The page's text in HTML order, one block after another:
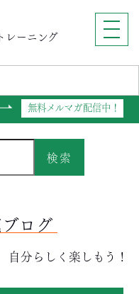
レーニング
無料メルマガ配信中！
検索
ログ
分らしく楽しもう！